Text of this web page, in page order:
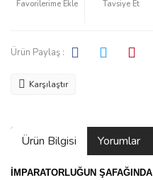
Tavsiye Et
Ürün Paylaş :
Karşılaştır
Ürün Bilgisi Yorumlar
İMPARATORLUĞUN ŞAFAĞINDA